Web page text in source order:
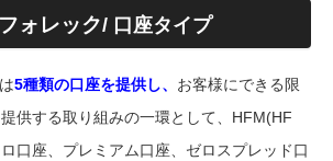
ォレック/ 口座タイプ
5種類の口座を提供し、 お客様にできる限
供する取り組みの一環として、HFM(HF
口座、プレミアム口座、ゼロスプレッド口